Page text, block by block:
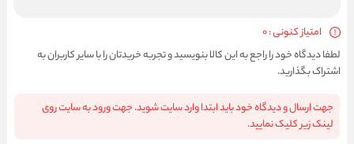
امتیاز کنونی : 0
لطفا دیدگاه خود را راجع به این کالا بنویسید و تجربه خریدتان را با سایر کاربران به
اشتراک بگذارید.
جهت ارسال و دیدگاه خود باید ابتدا وارد سایت شوید. جهت ورود به سایت روی
لینک زیر کلیک نمایید.